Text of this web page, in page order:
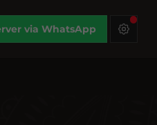
via WhatsApp